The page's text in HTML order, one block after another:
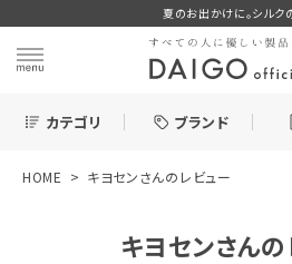
夏のお出かけに。シルク
カテゴリ ブランド
HOME キヨセンさんのレビュー
キヨセンさん